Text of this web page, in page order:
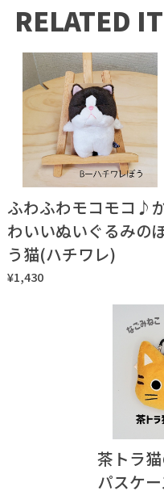
RELATED
ふわふわモコモコ♪
わいいぬいぐるみの
う猫(ハチワレ)
¥1,430
茶トラ
パスケ